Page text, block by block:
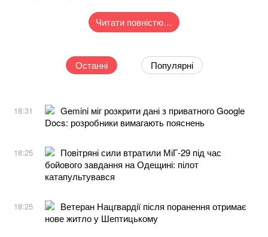
Читати повністю…
Останні Популярні
18:31
Gemini міг розкрити дані з приватного Google
Docs: розробники вимагають пояснень
18:25
Повітряні сили втратили МіГ-29 під час
бойового завдання на Одещині: пілот
катапультувався
18:25
Ветеран Нацгвардії після поранення отримає
нове житло у Шептицькому